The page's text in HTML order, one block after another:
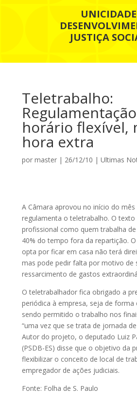
UNICIDADE
JUSTIÇA
Teletrabalho:
horário flexível,
hora extra
por master| 26/12/10 | Ultimas
A Câmara aprovou no início do
regulamenta o teletrabalho. O texto
profissional como quem trabalha
40% do tempo fora da repartição.
opta por ficar em casa não terá
mas pode pedir falta por motivo de
ressarcimento de gastos
O teletrabalhador fica obrigado a
periódica à empresa, seja de forma
sendo permitido o trabalho nos
“uma vez que se trata de jornada
Autor do projeto, o deputado Luiz
(PSDB-ES) disse que o objetivo da
flexibilizar o conceito de local de
empregador de ações judiciais.
Fonte: Folha de S. Paulo